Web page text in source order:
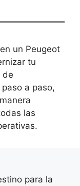
un Peugeot
tu
de
a paso,
las
para la